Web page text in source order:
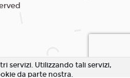
servizi. Utilizzando tali servizi,
da parte nostra.